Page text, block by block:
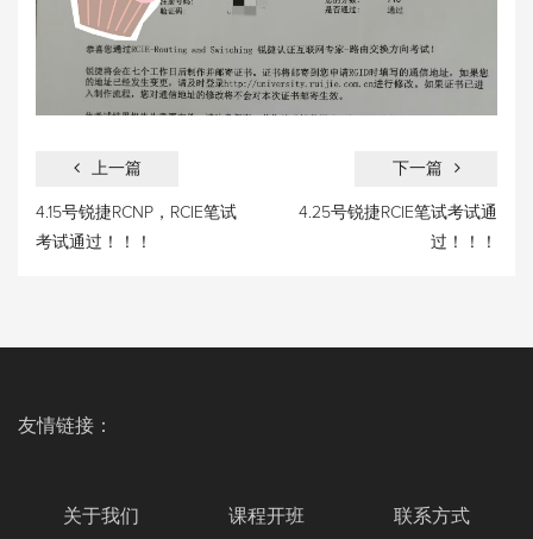
上一篇
4.15号锐捷RCNP，RCIE笔试
考试通过！！！
下一篇
4.25号锐捷RCIE笔试考试通
过！！！
友情链接：
关于我们 课程开班 联系方式